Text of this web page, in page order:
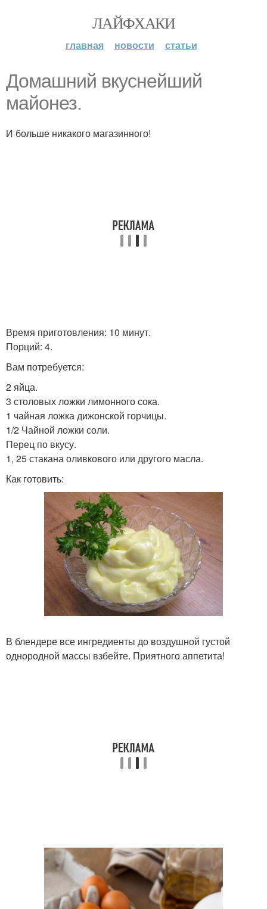
ЛАЙФХАКИ
главная новости статьи
Домашний вкуснейший
майонез.
И больше никакого магазинного!
Время приготовления: 10 минут.
Порций: 4.
Вам потребуется:
2 яйца.
3 столовых ложки лимонного сока.
1 чайная ложка дижонской горчицы.
1/2 Чайной ложки соли.
Перец по вкусу.
1, 25 стакана оливкового или другого масла.
Как готовить:
В блендере все ингредиенты до воздушной густой
однородной массы взбейте. Приятного аппетита!